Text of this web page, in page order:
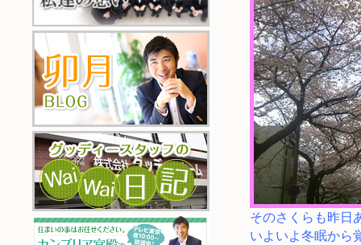
そのさくらも昨日
いよいよ冬眠から